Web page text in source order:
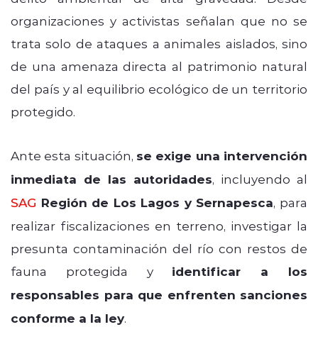
organizaciones y activistas señalan que no se
trata solo de ataques a animales aislados, sino
de una amenaza directa al patrimonio natural
del país y al equilibrio ecológico de un territorio
protegido.
Ante esta situación, se exige una intervención
inmediata de las autoridades, incluyendo al
SAG Región de Los Lagos y Sernapesca, para
realizar fiscalizaciones en terreno, investigar la
presunta contaminación del río con restos de
fauna protegida y identificar a los
responsables para que enfrenten sanciones
conforme a la ley.